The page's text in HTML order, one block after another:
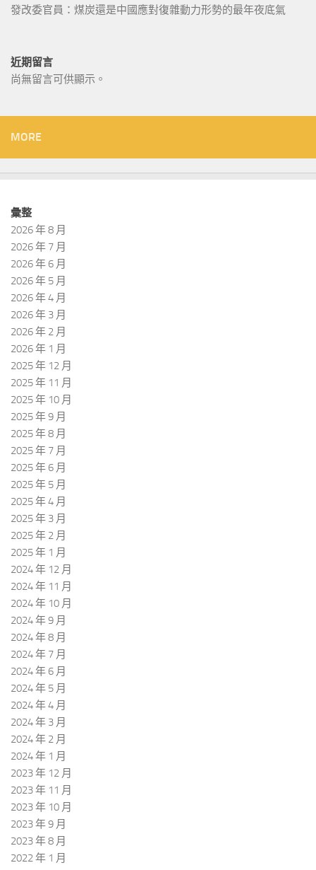
發改委官員：煤炭還是中國應對復雜動力形勢的最年夜底氣
近期留言
尚無留言可供顯示。
MORE
彙整
2026 年 8 月
2026 年 7 月
2026 年 6 月
2026 年 5 月
2026 年 4 月
2026 年 3 月
2026 年 2 月
2026 年 1 月
2025 年 12 月
2025 年 11 月
2025 年 10 月
2025 年 9 月
2025 年 8 月
2025 年 7 月
2025 年 6 月
2025 年 5 月
2025 年 4 月
2025 年 3 月
2025 年 2 月
2025 年 1 月
2024 年 12 月
2024 年 11 月
2024 年 10 月
2024 年 9 月
2024 年 8 月
2024 年 7 月
2024 年 6 月
2024 年 5 月
2024 年 4 月
2024 年 3 月
2024 年 2 月
2024 年 1 月
2023 年 12 月
2023 年 11 月
2023 年 10 月
2023 年 9 月
2023 年 8 月
2022 年 1 月